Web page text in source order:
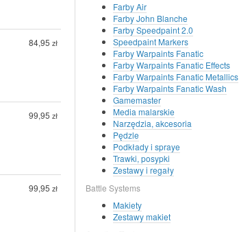
84,95 zł
99,95 zł
99,95 zł
Farby Air
Farby John Blanche
Farby Speedpaint 2.0
Speedpaint Markers
Farby Warpaints Fanatic
Farby Warpaints Fanatic Effects
Farby Warpaints Fanatic Metallics
Farby Warpaints Fanatic Wash
Gamemaster
Media malarskie
Narzędzia, akcesoria
Pędzle
Podkłady i spraye
Trawki, posypki
Zestawy i regały
Battle Systems
Makiety
Zestawy makiet